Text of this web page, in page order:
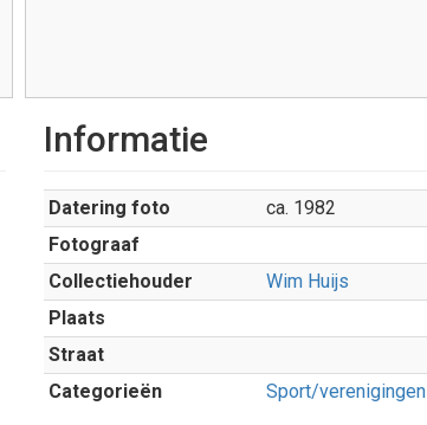
Informatie
Datering foto
ca. 1982
Fotograaf
Collectiehouder
Wim Huijs
Plaats
Straat
Categorieën
Sport/verenigingen